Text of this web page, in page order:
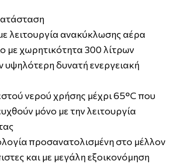
λειτουργία ανακύκλωσης αέρα
με χωρητικότητα 300 λίτρων
υψηλότερη δυνατή ενεργειακή
νερού χρήσης μέχρι 65°C που
μόνο με την λειτουργία
προσανατολισμένη στο μέλλον
και με μεγάλη εξοικονόμηση